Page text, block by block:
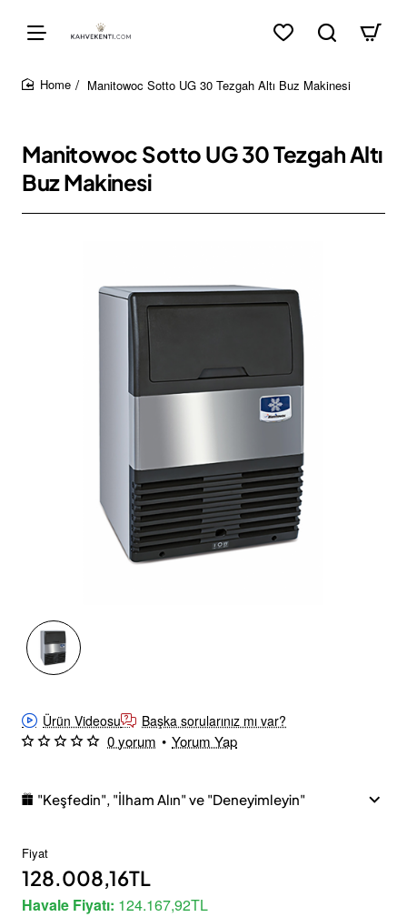
Manitowoc Sotto UG 30 Tezgah Altı Buz Makinesi
Manitowoc Sotto UG 30 Tezgah Altı
Buz Makinesi
Ürün Videosu Başka sorularınız mı var?
"Keşfedin", "İlham Alın" ve "Deneyimleyin"
0 yorum • Yorum Yap
Fiyat
128.008,16TL
Havale Fiyatı: 124.167,92TL